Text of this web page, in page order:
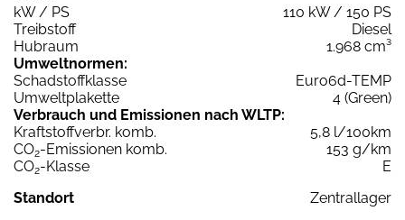
kW / PS
110 kW / 150 PS
Treibstoff
Diesel
Hubraum
1.968 cm³
Umweltnormen:
Schadstoffklasse
Euro6d-TEMP
Umweltplakette
4 (Green)
Verbrauch und Emissionen nach WLTP:
Kraftstoffverbr. komb.
5,8 l/100km
CO2-Emissionen komb.
153 g/km
CO2-Klasse
E
Standort
Zentrallager